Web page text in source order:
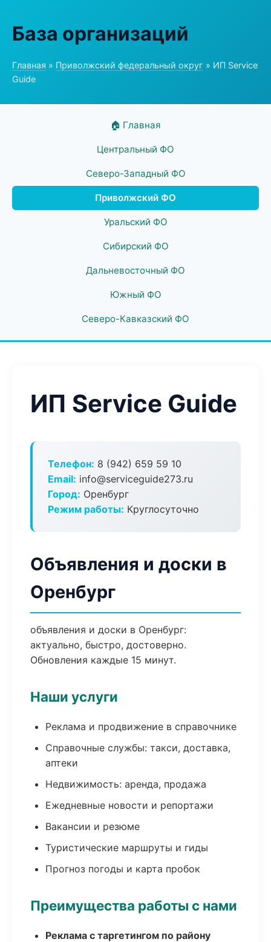
База организаций
Главная » Приволжский федеральный округ » ИП Service
Guide
🏠 Главная
Центральный ФО
Северо-Западный ФО
Приволжский ФО
Уральский ФО
Сибирский ФО
Дальневосточный ФО
Южный ФО
Северо-Кавказский ФО
ИП Service Guide
Телефон: 8 (942) 659 59 10
Email: info@serviceguide273.ru
Город: Оренбург
Режим работы: Круглосуточно
Объявления и доски в
Оренбург
объявления и доски в Оренбург:
актуально, быстро, достоверно.
Обновления каждые 15 минут.
Наши услуги
Реклама и продвижение в справочнике
Справочные службы: такси, доставка,
аптеки
Недвижимость: аренда, продажа
Ежедневные новости и репортажи
Вакансии и резюме
Туристические маршруты и гиды
Прогноз погоды и карта пробок
Преимущества работы с нами
Реклама с таргетингом по району